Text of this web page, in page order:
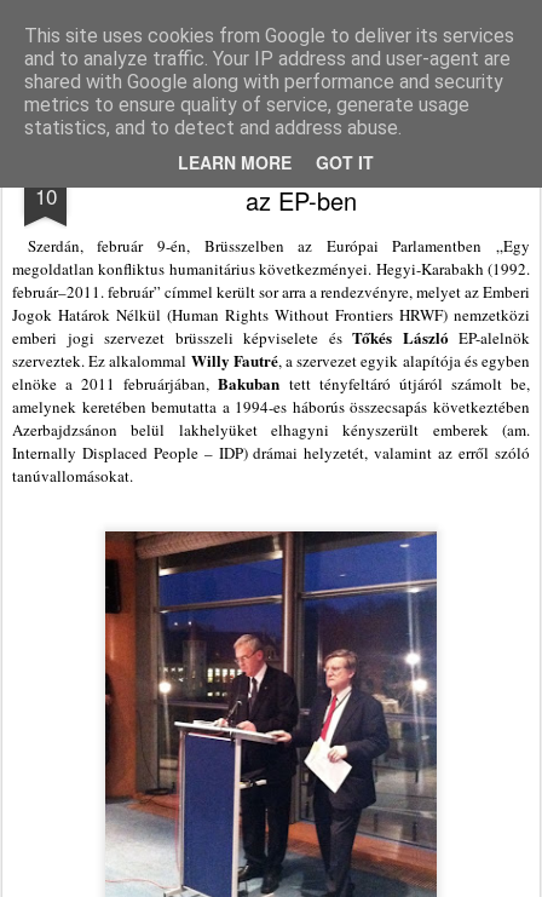
This site uses cookies from Google to deliver its services
and to analyze traffic. Your IP address and user-agent are
shared with Google along with performance and security
metrics to ensure quality of service, generate usage
statistics, and to detect and address abuse.
LEARN MORE GOT IT
Agnus blog
Pages
10
Az elűzött karabakhi azeriek helyzetéről
az EP-ben
Szerdán, február 9-én, Brüsszelben az Európai Parlamentben „Egy
megoldatlan konfliktus humanitárius következményei. Hegyi-Karabakh (1992.
február–2011. február” címmel került sor arra a rendezvényre, melyet az Emberi
Jogok Határok Nélkül (Human Rights Without Frontiers HRWF) nemzetközi
emberi jogi szervezet brüsszeli képviselete és Tőkés LászlóEP-alelnök
szerveztek. Ez alkalommal Willy Fautré, a szervezet egyik alapítója és egyben
elnöke a 2011 februárjában,Bakuban tett tényfeltáró útjáról számolt be,
amelynek keretében bemutatta a 1994-es háborús összecsapás következtében
Azerbajdzsánon belül lakhelyüket elhagyni kényszerült emberek (am.
Internally Displaced People – IDP) drámai helyzetét, valamint az erről szóló
tanúvallomásokat.